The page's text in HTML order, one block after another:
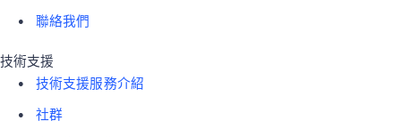
聯絡我們
技術支援
技術支援服務介紹
社群